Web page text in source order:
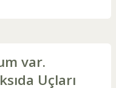
var.
Uçları